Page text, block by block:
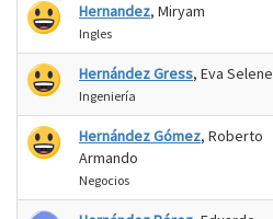
Hernandez, Miryam
Ingles
Hernández Gress, Eva Selene
Ingeniería
Hernández Gómez, Roberto
Armando
Negocios